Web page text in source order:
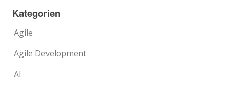
Kategorien
Agile
Agile Development
AI